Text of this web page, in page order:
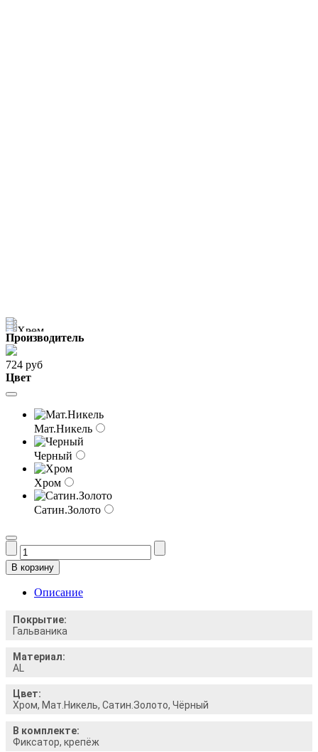
Производитель
724 руб
Цвет
Мат.Никель
Черный
Хром
Сатин.Золото
Описание
Покрытие:
Гальваника
Материал:
AL
Цвет:
Хром, Мат.Никель, Сатин.Золото, Чёрный
В комплекте:
Фиксатор, крепёж